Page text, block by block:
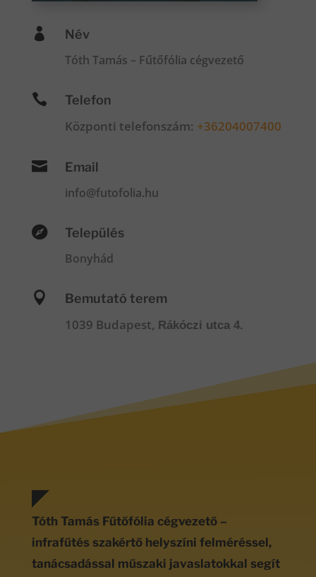
 Név
Tóth Tamás – Fűtőfólia cégvezető
 Telefon
Központi telefonszám: +36204007400
 Email
info@futofolia.hu
 Település
Bonyhád
 Bemutató terem
1039 Budapest, Rákóczi utca 4.
Tóth Tamás Fűtőfólia cégvezető –
infrafűtés szakértő helyszíni felméréssel,
tanácsadással műszaki javaslatokkal segít